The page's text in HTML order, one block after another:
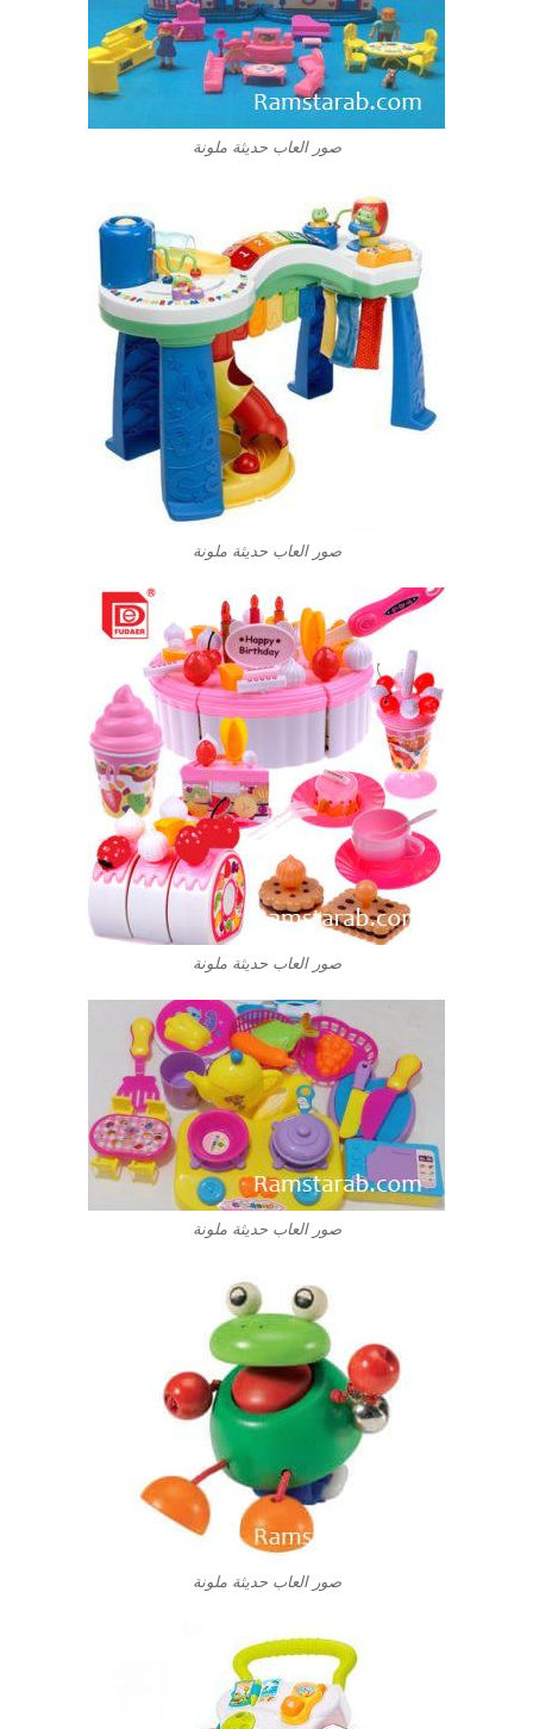
صور العاب حديثة ملونة
صور العاب حديثة ملونة
صور العاب حديثة ملونة
صور العاب حديثة ملونة
صور العاب حديثة ملونة